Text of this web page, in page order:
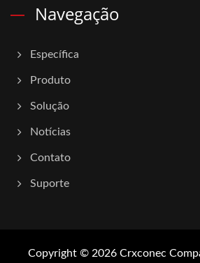
Navegação
Específica
Produto
Solução
Notícias
Contato
Suporte
Copyright © 2026 Crxconec